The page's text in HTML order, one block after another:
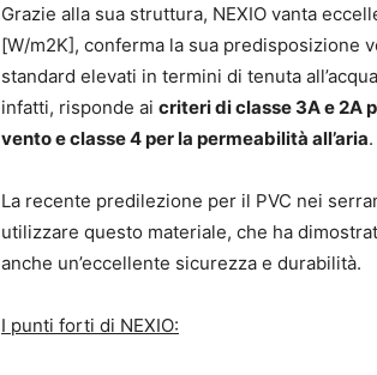
Grazie alla sua struttura, NEXIO vanta
[W/m2K], conferma la sua predisposizione
standard elevati in termini di tenuta
infatti, risponde ai criteri di classe 3A e 2A
vento e classe 4 per la permeabilità all’aria.
La recente predilezione per il PVC nei
utilizzare questo materiale, che ha
anche un’eccellente sicurezza e durabilità.
I punti forti di NEXIO: